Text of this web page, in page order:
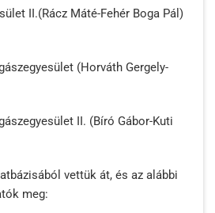
II.(Rácz Máté-Fehér Boga Pál)
(Horváth Gergely-
II. (Bíró Gábor-Kuti
vettük át, és az alábbi
meg: